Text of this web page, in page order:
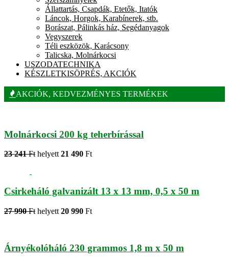
Állattartás, Csapdák, Etetők, Itatók
Láncok, Horgok, Karabínerek, stb.
Borászat, Pálinkás ház, Segédanyagok
Vegyszerek
Téli eszközök, Karácsony
Talicska, Molnárkocsi
USZODATECHNIKA
KÉSZLETKISÖPRÉS, AKCIÓK
AKCIÓK, KEDVEZMÉNYES TERMÉKEK
Molnárkocsi 200 kg teherbírással
23 241 Ft helyett 21 490 Ft
Csirkeháló galvanizált 13 x 13 mm, 0,5 x 50 m
27 990 Ft helyett 20 990 Ft
Árnyékolóháló 230 grammos 1,8 m x 50 m